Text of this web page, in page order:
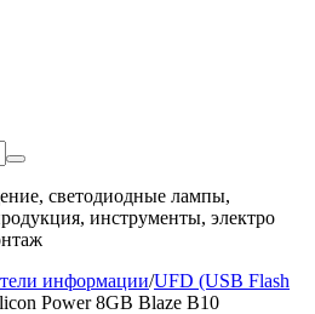
светодиодные лампы,
инструменты, электро
информации/UFD (USB Flash
Power 8GB Blaze B10